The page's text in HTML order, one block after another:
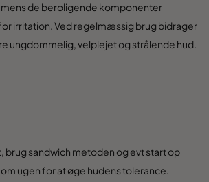
de beroligende komponenter
irritation. Ved regelmæssig brug bidrager
ungdommelig, velplejet og strålende hud.
sandwich metoden og evt start op
om ugen for at øge hudens tolerance.